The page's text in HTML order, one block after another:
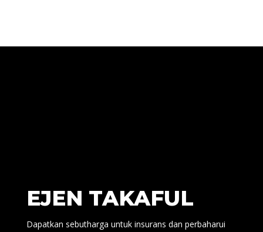
EJEN TAKAFUL
Dapatkan sebutharga untuk insurans dan perbaharui